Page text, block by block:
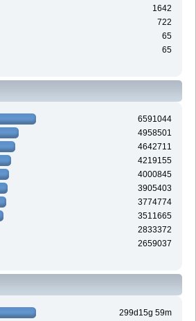
1642
722
65
65
6591044
4958501
4642711
4219155
4000845
3905403
3774774
3511665
2833372
2659037
299d15g 59m